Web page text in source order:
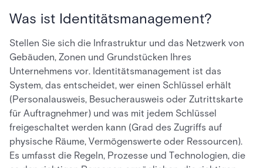
Was ist Identitätsmanagement?
Stellen Sie sich die Infrastruktur und das Netzwerk von
Gebäuden, Zonen und Grundstücken Ihres
Unternehmens vor. Identitätsmanagement ist das
System, das entscheidet, wer einen Schlüssel erhält
(Personalausweis, Besucherausweis oder Zutrittskarte
für Auftragnehmer) und was mit jedem Schlüssel
freigeschaltet werden kann (Grad des Zugriffs auf
physische Räume, Vermögenswerte oder Ressourcen).
Es umfasst die Regeln, Prozesse und Technologien, die